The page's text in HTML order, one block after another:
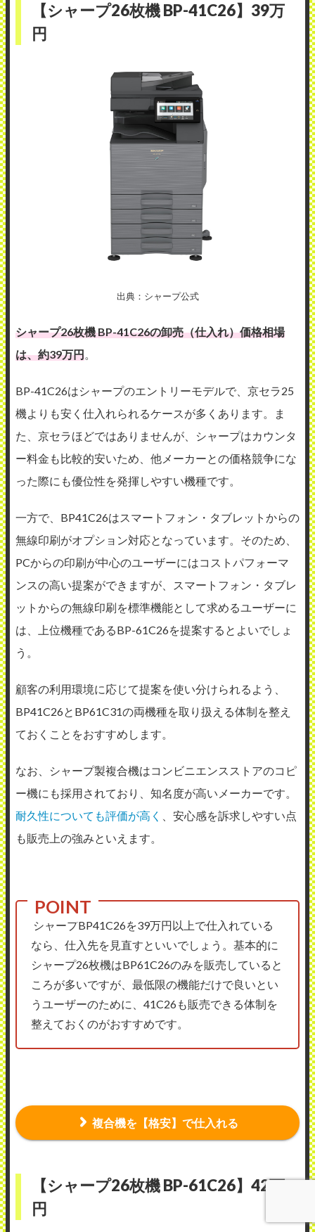
【シャープ26枚機 BP-41C26】39万
円
出典：シャープ公式
シャープ26枚機 BP-41C26の卸売（仕入れ）価格相場
は、約39万円。
BP-41C26はシャープのエントリーモデルで、京セラ25
機よりも安く仕入れられるケースが多くあります。ま
た、京セラほどではありませんが、シャープはカウンタ
ー料金も比較的安いため、他メーカーとの価格競争にな
った際にも優位性を発揮しやすい機種です。
一方で、BP41C26はスマートフォン・タブレットからの
無線印刷がオプション対応となっています。そのため、
PCからの印刷が中心のユーザーにはコストパフォーマ
ンスの高い提案ができますが、スマートフォン・タブレ
ットからの無線印刷を標準機能として求めるユーザーに
は、上位機種であるBP-61C26を提案するとよいでしょ
う。
顧客の利用環境に応じて提案を使い分けられるよう、
BP41C26とBP61C31の両機種を取り扱える体制を整え
ておくことをおすすめします。
なお、シャープ製複合機はコンビニエンスストアのコピ
ー機にも採用されており、知名度が高いメーカーです。
耐久性についても評価が高く
、安心感を訴求しやすい点
も販売上の強みといえます。
シャープBP41C26を39万円以上で仕入れている
なら、仕入先を見直すといいでしょう。基本的に
シャープ26枚機はBP61C26のみを販売していると
ころが多いですが、最低限の機能だけで良いとい
うユーザーのために、41C26も販売できる体制を
整えておくのがおすすめです。
複合機を【格安】で仕入れる
【シャープ26枚機 BP-61C26】42万
円